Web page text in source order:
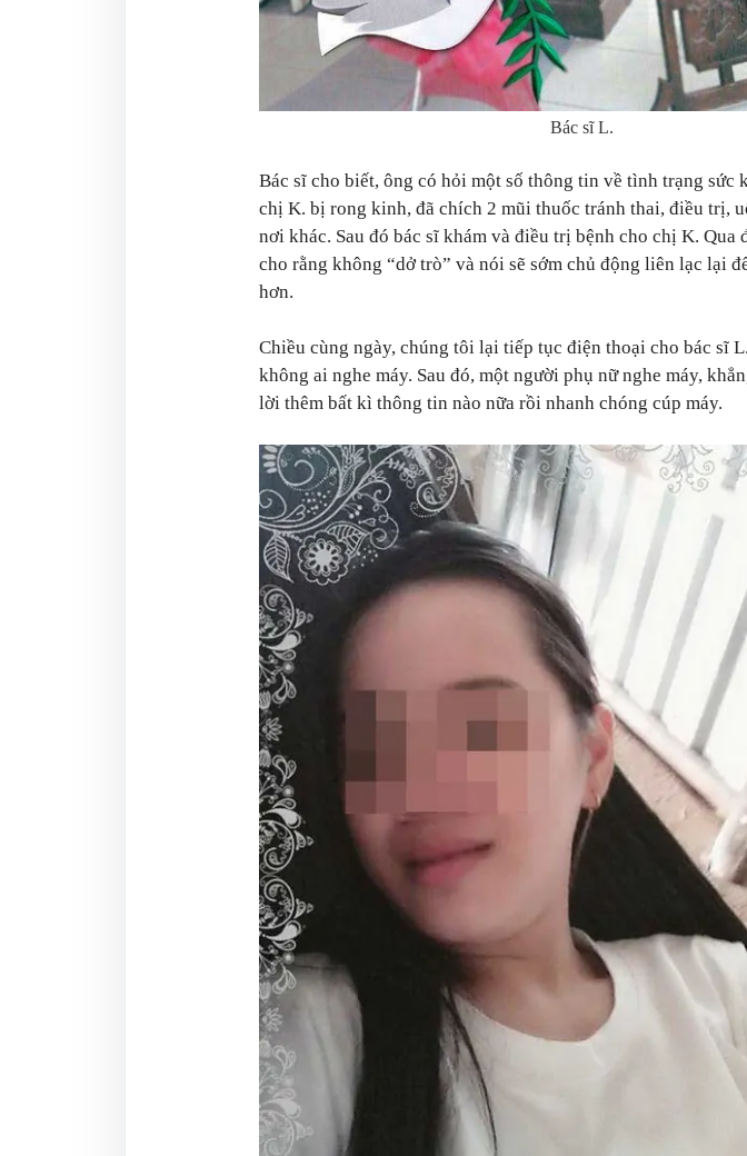
Bác sĩ L.
Bác sĩ cho biết, ông có hỏi một số thông tin về tình trạng sức
chị K. bị rong kinh, đã chích 2 mũi thuốc tránh thai, điều trị,
nơi khác. Sau đó bác sĩ khám và điều trị bệnh cho chị K. Qua
cho rằng không “dở trò” và nói sẽ sớm chủ động liên lạc lại
hơn.
Chiều cùng ngày, chúng tôi lại tiếp tục điện thoại cho bác sĩ
không ai nghe máy. Sau đó, một người phụ nữ nghe máy,
lời thêm bất kì thông tin nào nữa rồi nhanh chóng cúp máy.